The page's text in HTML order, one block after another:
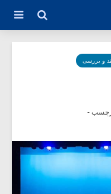
و بررسی